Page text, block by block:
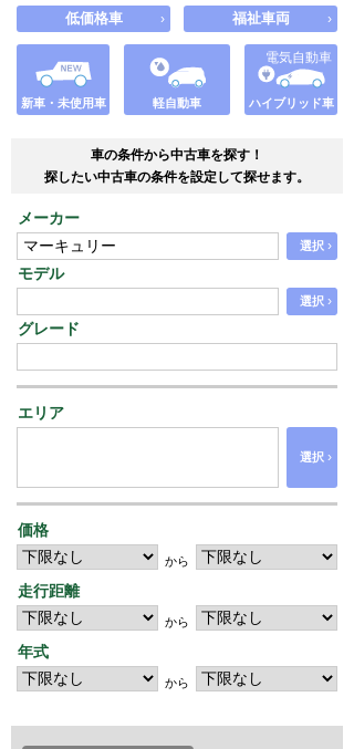
低価格車 › 福祉車両 ›
新車・未使用車 軽自動車
電気自動車
ハイブリッド車
車の条件から中古車を探す！
探したい中古車の条件を設定して探せます。
メーカー
選択 ›
モデル
選択 ›
グレード
エリア
選択 ›
価格
から
走行距離
から
年式
から